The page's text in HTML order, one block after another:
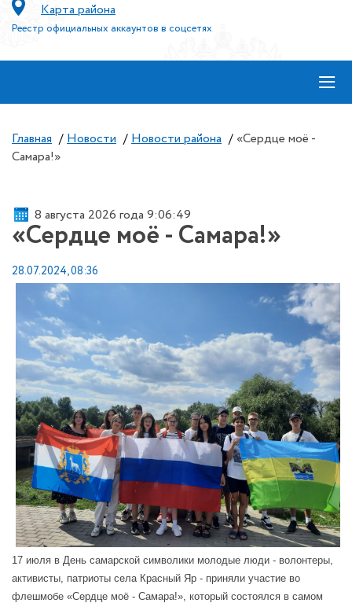
Карта района
Реестр официальных аккаунтов в соцсетях
≡
Главная / Новости / Новости района / «Сердце моё -
Самара!»
8 августа 2026 года 9:06:49
«Сердце моё - Самара!»
28.07.2024, 08:36
17 июля в День самарской символики молодые люди - волонтеры,
активисты, патриоты села Красный Яр - приняли участие во
флешмобе «Сердце моё - Самара!», который состоялся в самом